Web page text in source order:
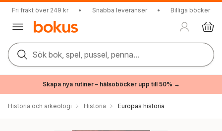
Fri frakt över 249 kr • Snabba leveranser • Billiga böcker
Sök bok, spel, pussel, penna...
Skapa nya rutiner – hälsoböcker upp till 50% →
Historia och arkeologi Historia Europas historia